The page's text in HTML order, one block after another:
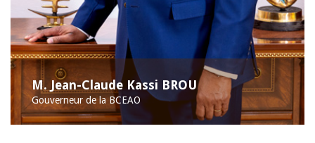
M. Jean-Claude Kassi BROU
Gouverneur de la BCEAO